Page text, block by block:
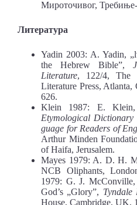
Мироточивог,
Литература
Yadin 2003: A. Yadin,
the Hebrew Bible”,
Literature, 122/4, The
Literature Press,
626.
Klein 1987: E.
Etymological
guage for Readers of
Arthur Minden
of Haifa, Jerusalem.
Mayes 1979: A. D. H.
NCB Oliphants,
1979: G. J. McConville,
God’s „Glory”, Tyndale
House, Cambridge, UK.